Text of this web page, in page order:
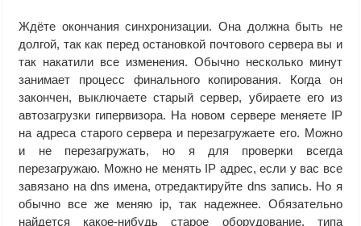
Ждёте окончания синхронизации. Она должна быть не
долгой, так как перед остановкой почтового сервера вы и
так накатили все изменения. Обычно несколько минут
занимает процесс финального копирования. Когда он
закончен, выключаете старый сервер, убираете его из
автозагрузки гипервизора. На новом сервере меняете IP
на адреса старого сервера и перезагружаете его. Можно
и не перезагружать, но я для проверки всегда
перезагружаю. Можно не менять IP адрес, если у вас все
завязано на dns имена, отредактируйте dns запись. Но я
обычно все же меняю ip, так надежнее. Обязательно
найдется какое-нибудь старое оборудование, типа